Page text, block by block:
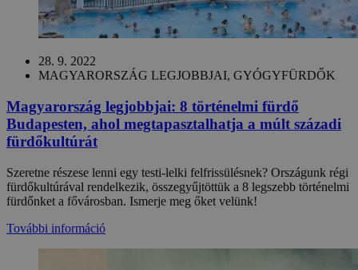
28. 9. 2022
MAGYARORSZÁG LEGJOBBJAI, GYÓGYFÜRDŐK
Magyarország legjobbjai: 8 történelmi fürdő
Budapesten, ahol megtapasztalhatja a múlt századi
fürdőkultúrát
Szeretne részese lenni egy testi-lelki felfrissülésnek? Országunk régi
fürdőkultúrával rendelkezik, összegyűjtöttük a 8 legszebb történelmi
fürdőnket a fővárosban. Ismerje meg őket velünk!
További információ